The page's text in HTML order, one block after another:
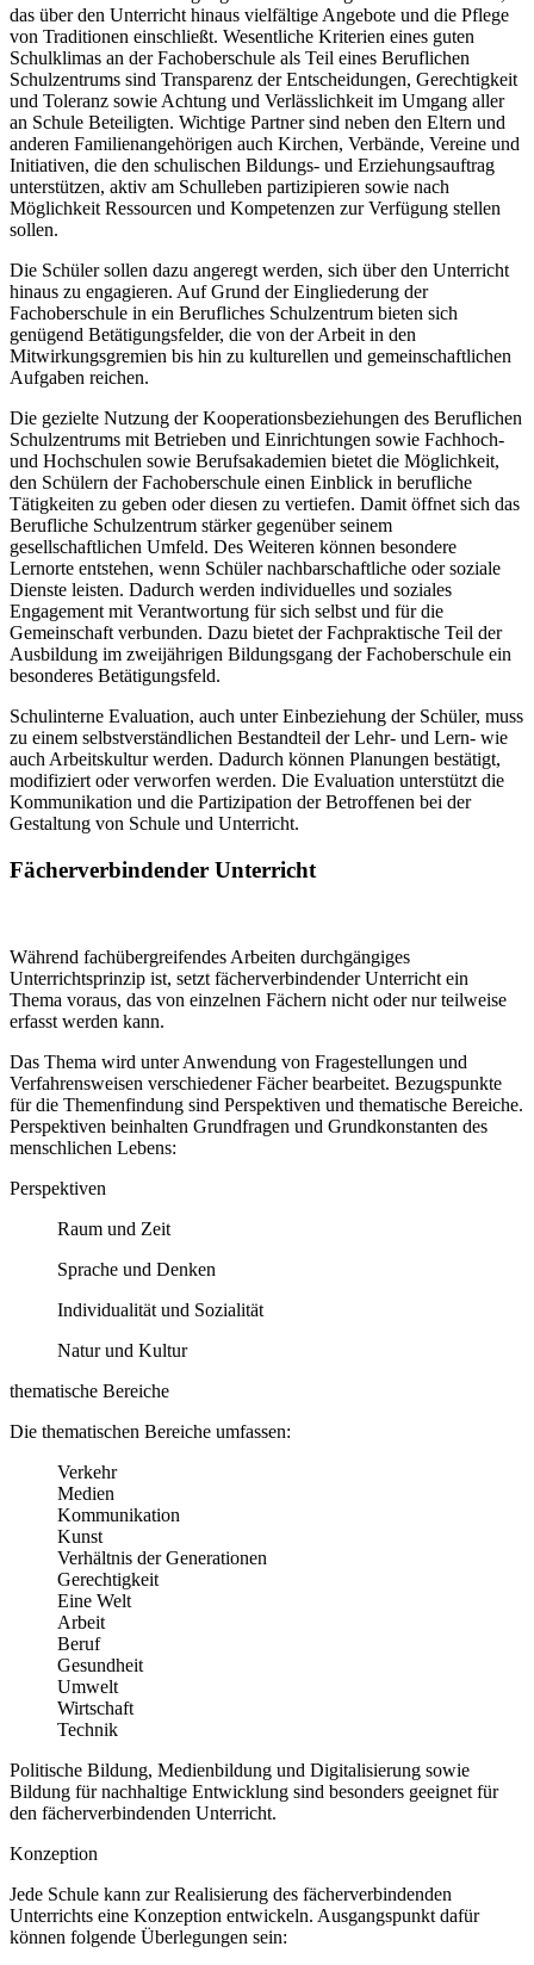
das über den Unterricht hinaus vielfältige Angebote und die Pflege
von Traditionen einschließt. Wesentliche Kriterien eines guten
Schulklimas an der Fachoberschule als Teil eines Beruflichen
Schulzentrums sind Transparenz der Entscheidungen, Gerechtigkeit
und Toleranz sowie Achtung und Verlässlichkeit im Umgang aller
an Schule Beteiligten. Wichtige Partner sind neben den Eltern und
anderen Familienangehörigen auch Kirchen, Verbände, Vereine und
Initiativen, die den schulischen Bildungs- und Erziehungsauftrag
unterstützen, aktiv am Schulleben partizipieren sowie nach
Möglichkeit Ressourcen und Kompetenzen zur Verfügung stellen
sollen.
Die Schüler sollen dazu angeregt werden, sich über den Unterricht
hinaus zu engagieren. Auf Grund der Eingliederung der
Fachoberschule in ein Berufliches Schulzentrum bieten sich
genügend Betätigungsfelder, die von der Arbeit in den
Mitwirkungsgremien bis hin zu kulturellen und gemeinschaftlichen
Aufgaben reichen.
Die gezielte Nutzung der Kooperationsbeziehungen des Beruflichen
Schulzentrums mit Betrieben und Einrichtungen sowie Fachhoch-
und Hochschulen sowie Berufsakademien bietet die Möglichkeit,
den Schülern der Fachoberschule einen Einblick in berufliche
Tätigkeiten zu geben oder diesen zu vertiefen. Damit öffnet sich das
Berufliche Schulzentrum stärker gegenüber seinem
gesellschaftlichen Umfeld. Des Weiteren können besondere
Lernorte entstehen, wenn Schüler nachbarschaftliche oder soziale
Dienste leisten. Dadurch werden individuelles und soziales
Engagement mit Verantwortung für sich selbst und für die
Gemeinschaft verbunden. Dazu bietet der Fachpraktische Teil der
Ausbildung im zweijährigen Bildungsgang der Fachoberschule ein
besonderes Betätigungsfeld.
Schulinterne Evaluation, auch unter Einbeziehung der Schüler, muss
zu einem selbstverständlichen Bestandteil der Lehr- und Lern- wie
auch Arbeitskultur werden. Dadurch können Planungen bestätigt,
modifiziert oder verworfen werden. Die Evaluation unterstützt die
Kommunikation und die Partizipation der Betroffenen bei der
Gestaltung von Schule und Unterricht.
Fächerverbindender Unterricht
Während fachübergreifendes Arbeiten durchgängiges
Unterrichtsprinzip ist, setzt fächerverbindender Unterricht ein
Thema voraus, das von einzelnen Fächern nicht oder nur teilweise
erfasst werden kann.
Das Thema wird unter Anwendung von Fragestellungen und
Verfahrensweisen verschiedener Fächer bearbeitet. Bezugspunkte
für die Themenfindung sind Perspektiven und thematische Bereiche.
Perspektiven beinhalten Grundfragen und Grundkonstanten des
menschlichen Lebens:
Perspektiven
Raum und Zeit
Sprache und Denken
Individualität und Sozialität
Natur und Kultur
thematische Bereiche
Die thematischen Bereiche umfassen:
Verkehr
Medien
Kommunikation
Kunst
Verhältnis der Generationen
Gerechtigkeit
Eine Welt
Arbeit
Beruf
Gesundheit
Umwelt
Wirtschaft
Technik
Politische Bildung, Medienbildung und Digitalisierung sowie
Bildung für nachhaltige Entwicklung sind besonders geeignet für
den fächerverbindenden Unterricht.
Konzeption
Jede Schule kann zur Realisierung des fächerverbindenden
Unterrichts eine Konzeption entwickeln. Ausgangspunkt dafür
können folgende Überlegungen sein: